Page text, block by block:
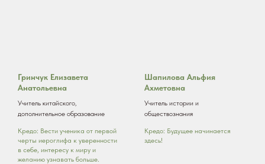
Гринчук Елизавета
Анатольевна
Учитель китайского,
дополнительное образование
Кредо: Вести ученика от первой
черты иероглифа к уверенности
в себе, интересу к миру и
желанию узнавать больше.
Шапилова Альфия
Ахметовна
Учитель истории и
обществознания
Кредо: Будущее начинается
здесь!